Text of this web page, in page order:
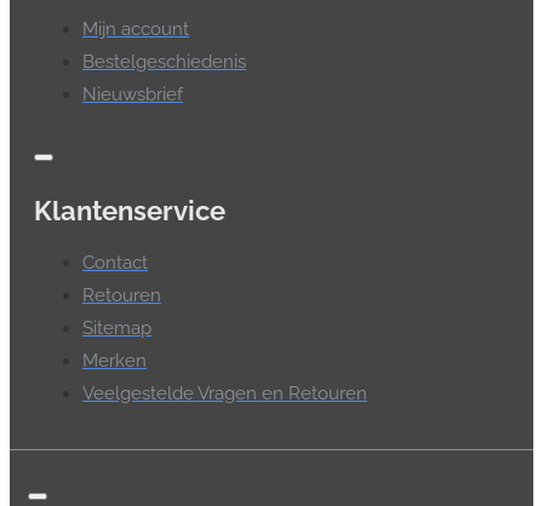
Mijn account
Bestelgeschiedenis
Nieuwsbrief
Klantenservice
Contact
Retouren
Sitemap
Merken
Veelgestelde Vragen en Retouren